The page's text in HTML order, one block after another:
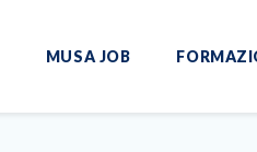
MUSA JOB